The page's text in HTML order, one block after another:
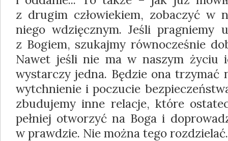
z drugim człowiekiem, zobaczyć w
niego wdzięcznym. Jeśli pragniemy
z Bogiem, szukajmy równocześnie
Nawet jeśli nie ma w naszym życiu
wystarczy jedna. Będzie ona trzymać
wytchnienie i poczucie
zbudujemy inne relacje, które
pełniej otworzyć na Boga i
w prawdzie. Nie można tego rozdzielać.